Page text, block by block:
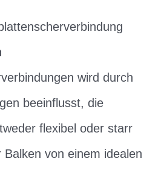
wird durch
beeinflusst, die
flexibel oder starr
von einem idealen